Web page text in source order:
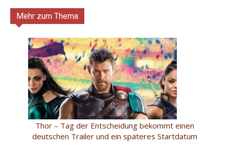
Mehr zum Thema
Thor – Tag der Entscheidung bekommt einen
deutschen Trailer und ein späteres Startdatum